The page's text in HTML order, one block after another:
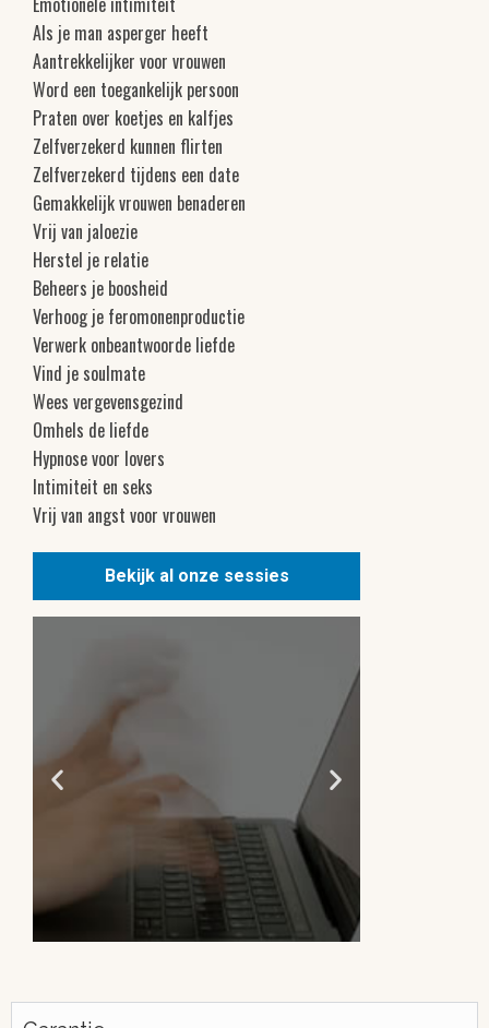
Als je man asperger heeft
Aantrekkelijker voor vrouwen
Word een toegankelijk persoon
Praten over koetjes en kalfjes
Zelfverzekerd kunnen flirten
Zelfverzekerd tijdens een date
Gemakkelijk vrouwen benaderen
Vrij van jaloezie
Herstel je relatie
Beheers je boosheid
Verhoog je feromonenproductie
Verwerk onbeantwoorde liefde
Vind je soulmate
Wees vergevensgezind
Omhels de liefde
Hypnose voor lovers
Intimiteit en seks
Vrij van angst voor vrouwen
Bekijk al onze sessies